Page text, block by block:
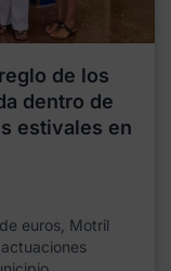
de los
dentro de
estivales en
euros, Motril